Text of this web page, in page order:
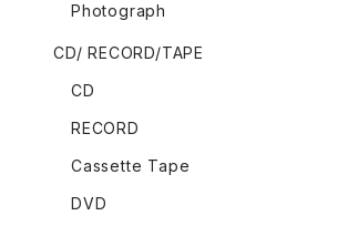
Photograph
CD/ RECORD/TAPE
CD
RECORD
Cassette Tape
DVD